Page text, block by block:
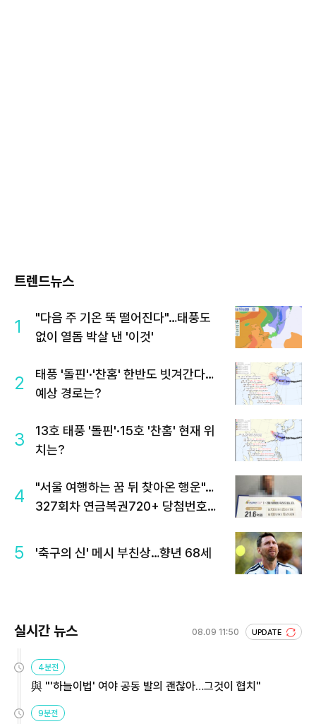
트렌드뉴스
1
"다음 주 기온 뚝 떨어진다"…태풍도
없이 열돔 박살 낸 '이것'
2
태풍 '돌핀'·'찬홈' 한반도 빗겨간다…
예상 경로는?
3
13호 태풍 '돌핀'·15호 '찬홈' 현재 위
치는?
4
"서울 여행하는 꿈 뒤 찾아온 행운"…
327회차 연금복권720+ 당첨번호조
5 '축구의 신' 메시 부친상…향년 68세
실시간 뉴스 08.09 11:50 UPDATE
4분전
與 "'하늘이법' 여야 공동 발의 괜찮아…그것이 협치"
9분전